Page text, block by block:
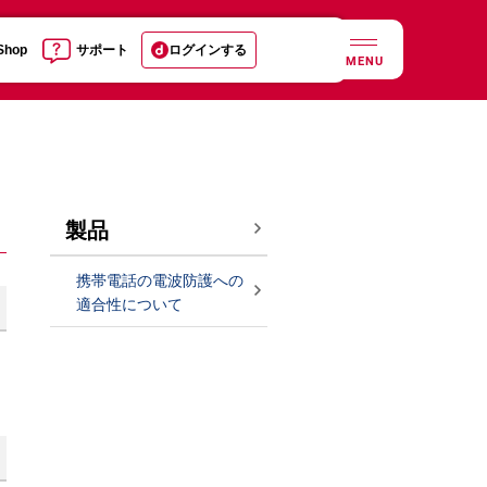
サポート ログインする
MENU
製品
携帯電話の電波防護への
適合性について